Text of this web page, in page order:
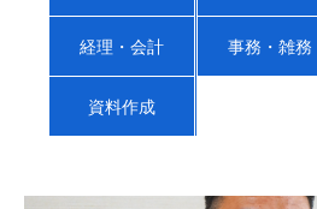
経理・会計 事務・雑務
資料作成